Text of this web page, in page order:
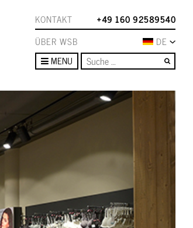
KONTAKT
+49 160 92589540
ÜBER WSB
DE
MENU